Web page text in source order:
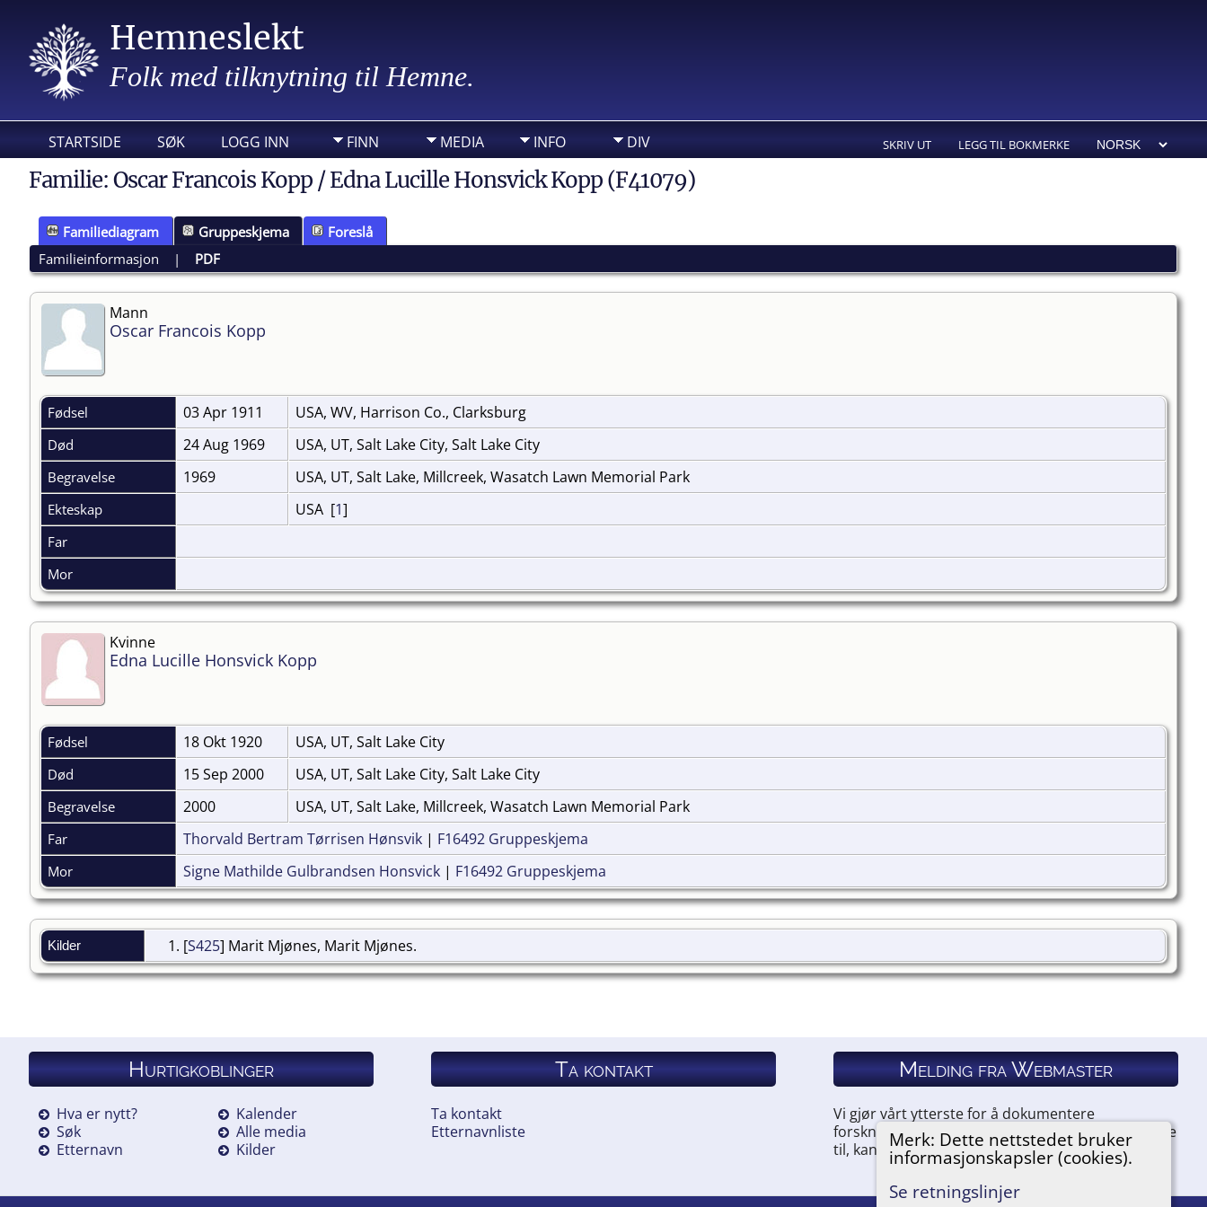
Hemneslekt
Folk med tilknytning til Hemne.
STARTSIDE SØK LOGG INN FINN MEDIA INFO DIV SKRIV UT LEGG TIL BOKMERKE
Merk: Dette nettstedet bruker
informasjonskapsler (cookies).
Se retningslinjer
Familie: Oscar Francois Kopp / Edna Lucille Honsvick Kopp (F41079)
Familiediagram Gruppeskjema
Foreslå
Familieinformasjon | PDF
Mann
Oscar Francois Kopp
Fødsel 03 Apr 1911 USA, WV, Harrison Co., Clarksburg
Død 24 Aug 1969 USA, UT, Salt Lake City, Salt Lake City
Begravelse 1969 USA, UT, Salt Lake, Millcreek, Wasatch Lawn Memorial Park
Ekteskap USA [1]
Far
Mor
Kvinne
Edna Lucille Honsvick Kopp
Fødsel 18 Okt 1920 USA, UT, Salt Lake City
Død 15 Sep 2000 USA, UT, Salt Lake City, Salt Lake City
Begravelse 2000 USA, UT, Salt Lake, Millcreek, Wasatch Lawn Memorial Park
Far Thorvald Bertram Tørrisen Hønsvik | F16492 Gruppeskjema
Mor Signe Mathilde Gulbrandsen Honsvick | F16492 Gruppeskjema
Kilder [S425] Marit Mjønes, Marit Mjønes.
Hurtigkoblinger
Hva er nytt?
Søk
Etternavn
Kalender
Alle media
Kilder
Ta kontakt
Ta kontakt
Etternavnliste
Melding fra Webmaster
Vi gjør vårt ytterste for å dokumentere
forskningen vår. Hvis du har noe du ønsker å legge
til, kan du kontakte oss.